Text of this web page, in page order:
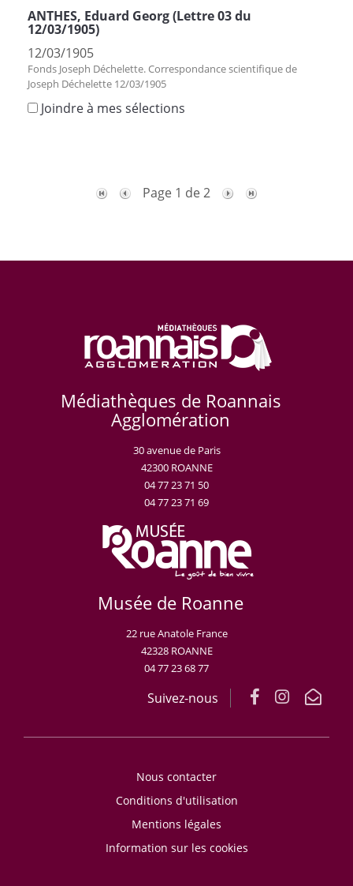
ANTHES, Eduard Georg (Lettre 03 du
12/03/1905)
12/03/1905
Fonds Joseph Déchelette. Correspondance scientifique de
Joseph Déchelette 12/03/1905
Joindre à mes sélections
Page 1 de 2
Médiathèques de Roannais
Agglomération
30 avenue de Paris
42300 ROANNE
04 77 23 71 50
04 77 23 71 69
Musée de Roanne
22 rue Anatole France
42328 ROANNE
04 77 23 68 77
Suivez-nous
Nous contacter
Conditions d'utilisation
Mentions légales
Information sur les cookies